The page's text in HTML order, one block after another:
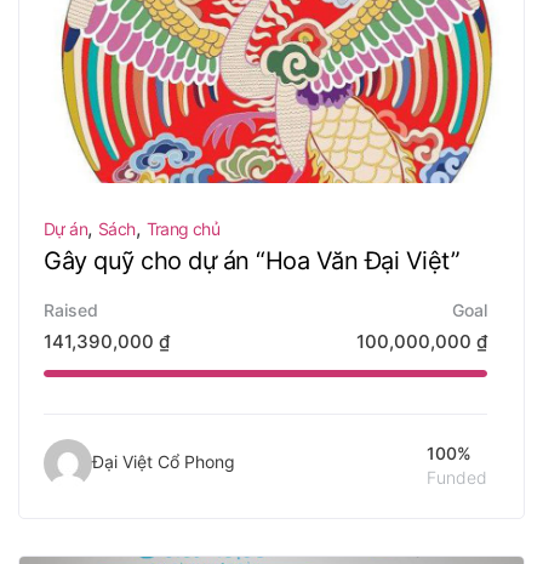
Dự án, Sách, Trang chủ
Gây quỹ cho dự án “Hoa Văn Đại Việt”
141,390,000 ₫
Raised
100,000,000 ₫
Goal
Đại Việt Cổ Phong
100%
Funded